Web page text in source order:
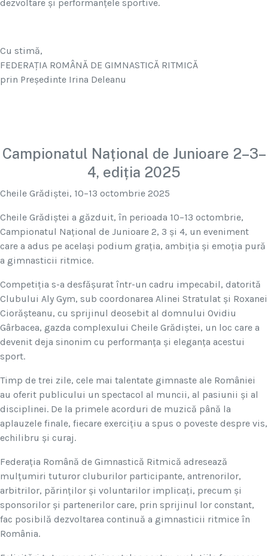
dezvoltare și performanțele sportive.
Cu stimă,
FEDERAȚIA ROMÂNĂ DE GIMNASTICĂ RITMICĂ
prin Președinte Irina Deleanu
Campionatul Național de Junioare 2–3–
4, ediția 2025
Cheile Grădiștei, 10–13 octombrie 2025
Cheile Grădiștei a găzduit, în perioada 10–13 octombrie,
Campionatul Național de Junioare 2, 3 și 4, un eveniment
care a adus pe același podium grația, ambiția și emoția pură
a gimnasticii ritmice.
Competiția s-a desfășurat într-un cadru impecabil, datorită
Clubului Aly Gym, sub coordonarea Alinei Stratulat și Roxanei
Ciorășteanu, cu sprijinul deosebit al domnului Ovidiu
Gârbacea, gazda complexului Cheile Grădiștei, un loc care a
devenit deja sinonim cu performanța și eleganța acestui
sport.
Timp de trei zile, cele mai talentate gimnaste ale României
au oferit publicului un spectacol al muncii, al pasiunii și al
disciplinei. De la primele acorduri de muzică până la
aplauzele finale, fiecare exercițiu a spus o poveste despre vis,
echilibru și curaj.
Federația Română de Gimnastică Ritmică adresează
mulțumiri tuturor cluburilor participante, antrenorilor,
arbitrilor, părinților și voluntarilor implicați, precum și
sponsorilor și partenerilor care, prin sprijinul lor constant,
fac posibilă dezvoltarea continuă a gimnasticii ritmice în
România.